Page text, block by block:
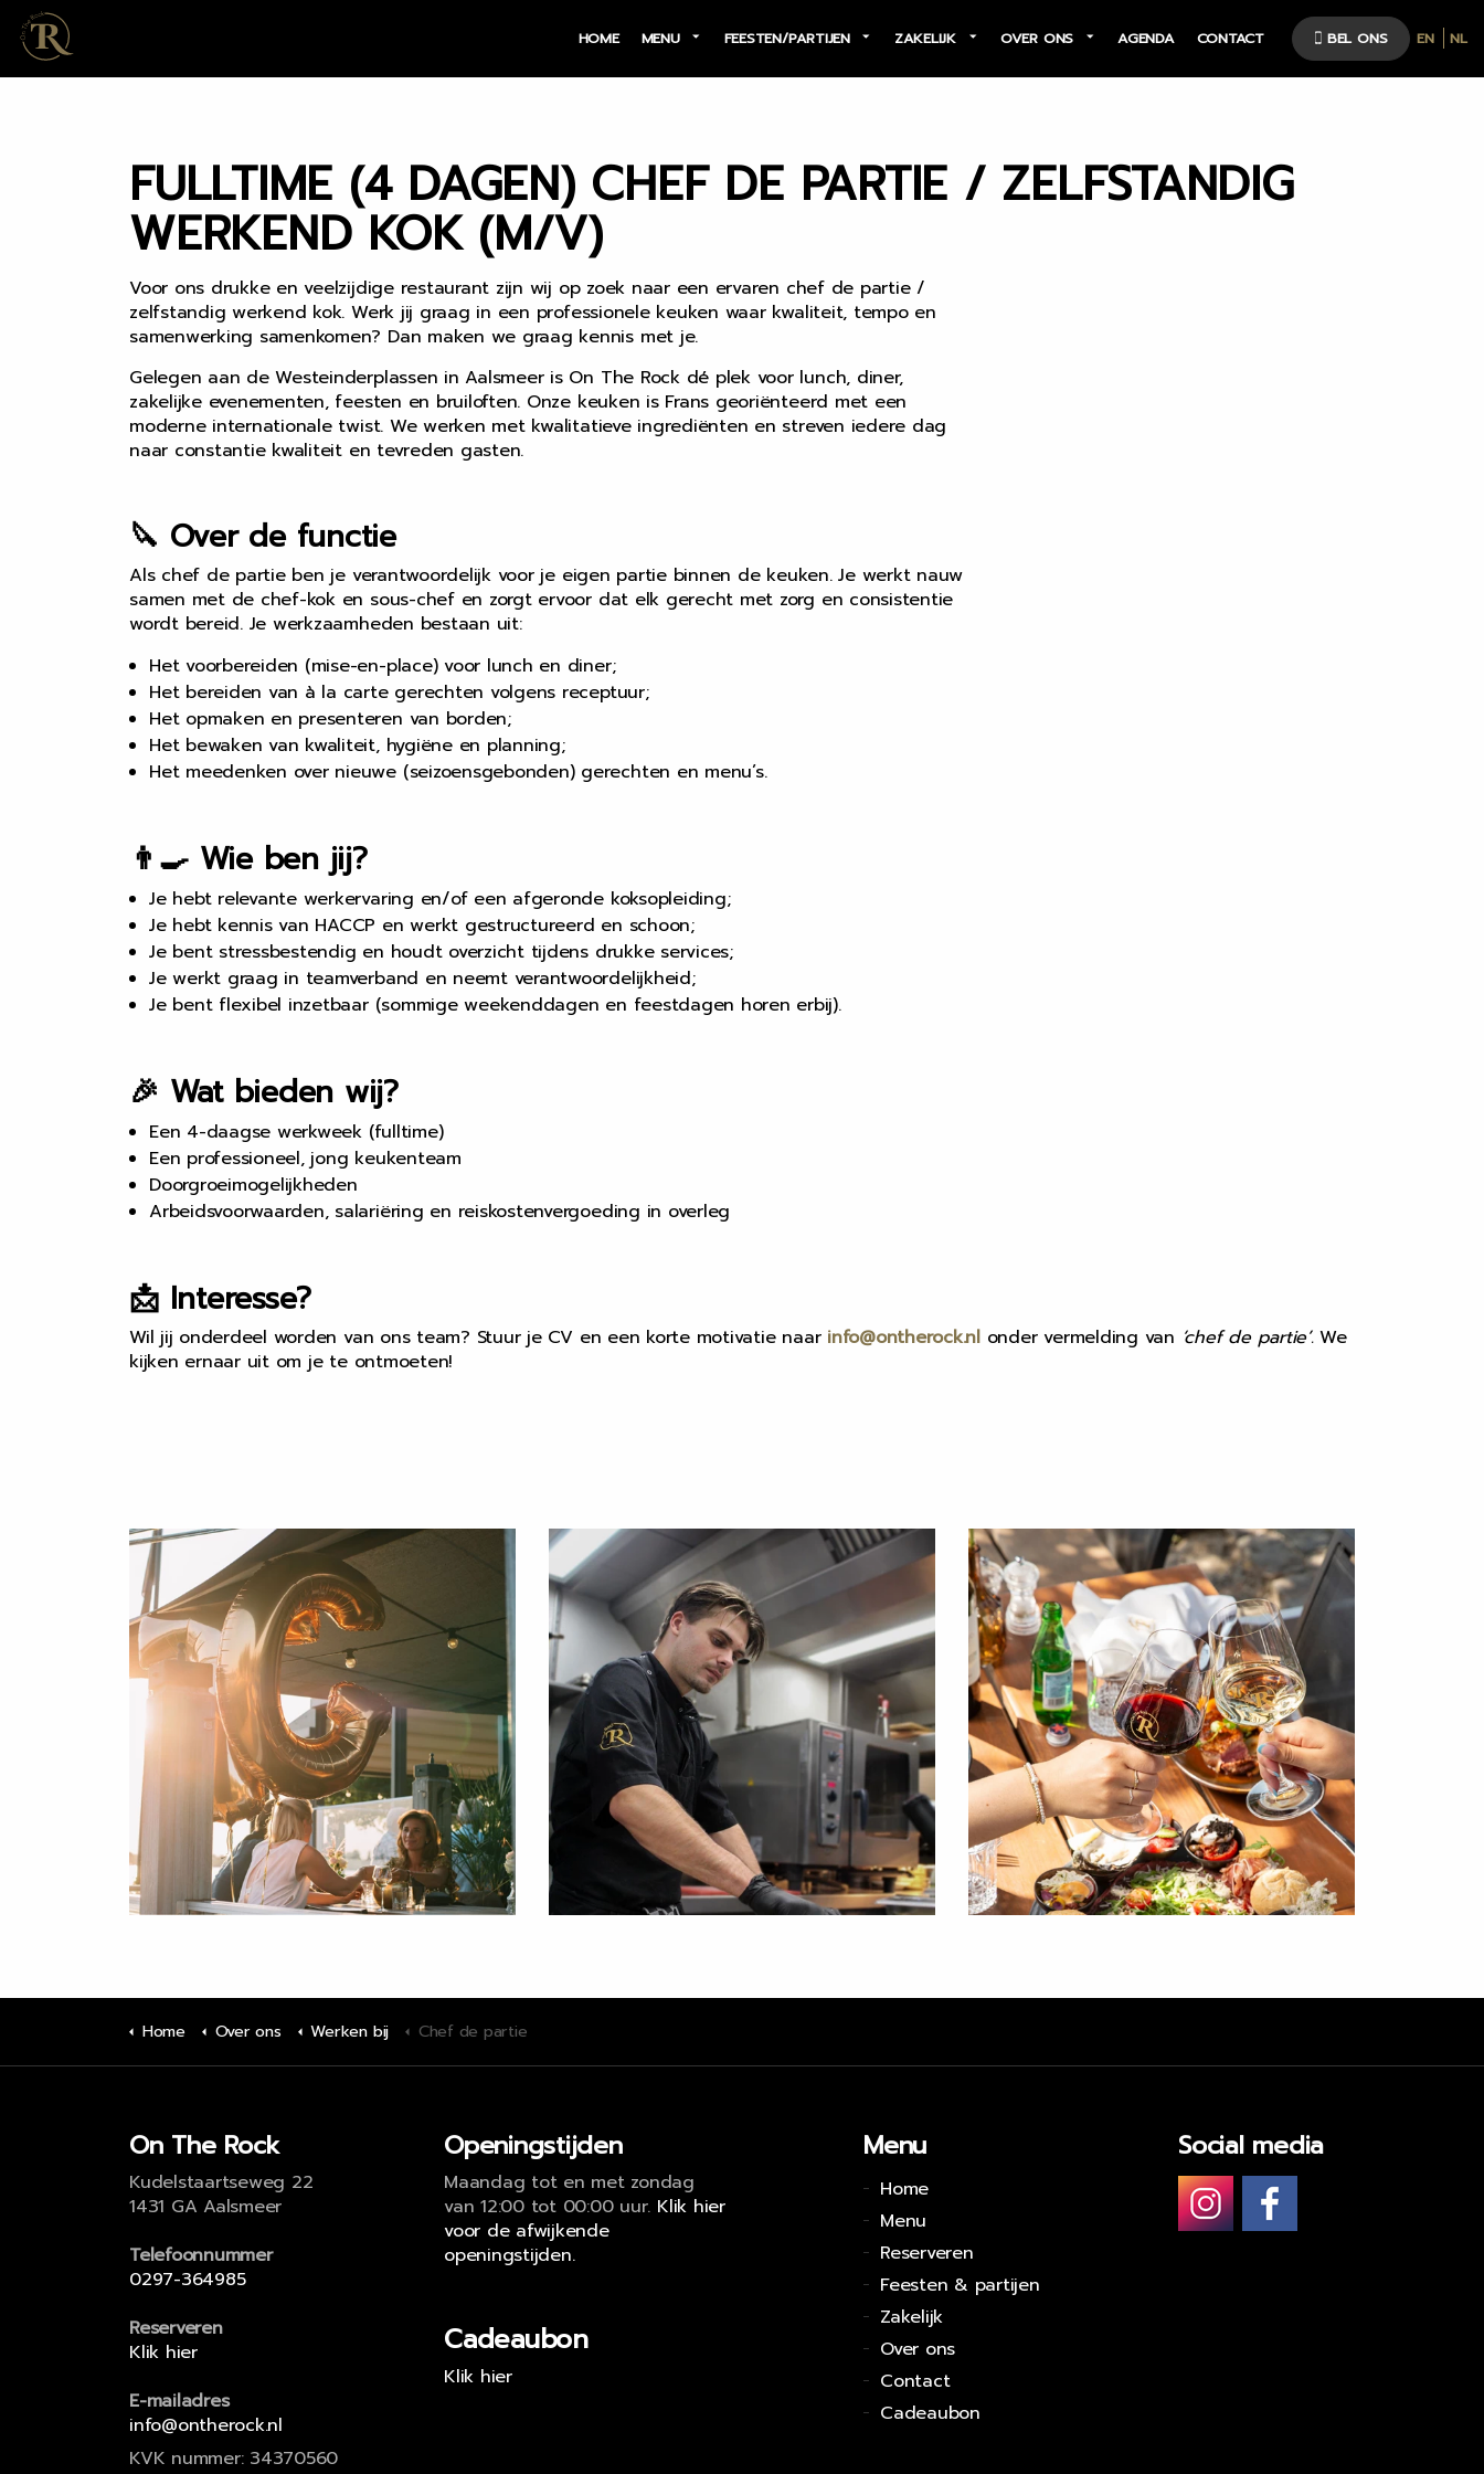
HOME MENU FEESTEN/PARTIJEN ZAKELIJK OVER ONS AGENDA CONTACT BEL ONS EN NL
FULLTIME (4 DAGEN) CHEF DE PARTIE / ZELFSTANDIG
WERKEND KOK (M/V)
Voor ons drukke en veelzijdige restaurant zijn wij op zoek naar een ervaren chef de partie /
zelfstandig werkend kok. Werk jij graag in een professionele keuken waar kwaliteit, tempo en
samenwerking samenkomen? Dan maken we graag kennis met je.
Gelegen aan de Westeinderplassen in Aalsmeer is On The Rock dé plek voor lunch, diner,
zakelijke evenementen, feesten en bruiloften. Onze keuken is Frans georiënteerd met een
moderne internationale twist. We werken met kwalitatieve ingrediënten en streven iedere dag
naar constantie kwaliteit en tevreden gasten.
🔪 Over de functie
Als chef de partie ben je verantwoordelijk voor je eigen partie binnen de keuken. Je werkt nauw
samen met de chef-kok en sous-chef en zorgt ervoor dat elk gerecht met zorg en consistentie
wordt bereid. Je werkzaamheden bestaan uit:
Het voorbereiden (mise-en-place) voor lunch en diner;
Het bereiden van à la carte gerechten volgens receptuur;
Het opmaken en presenteren van borden;
Het bewaken van kwaliteit, hygiëne en planning;
Het meedenken over nieuwe (seizoensgebonden) gerechten en menu’s.
👨‍🍳 Wie ben jij?
Je hebt relevante werkervaring en/of een afgeronde koksopleiding;
Je hebt kennis van HACCP en werkt gestructureerd en schoon;
Je bent stressbestendig en houdt overzicht tijdens drukke services;
Je werkt graag in teamverband en neemt verantwoordelijkheid;
Je bent flexibel inzetbaar (sommige weekenddagen en feestdagen horen erbij).
🎉 Wat bieden wij?
Een 4-daagse werkweek (fulltime)
Een professioneel, jong keukenteam
Doorgroeimogelijkheden
Arbeidsvoorwaarden, salariëring en reiskostenvergoeding in overleg
📩 Interesse?
Wil jij onderdeel worden van ons team? Stuur je CV en een korte motivatie naar info@ontherock.nlonder vermelding van ‘chef de partie’.We
kijken ernaar uit om je te ontmoeten!
Home Over ons Werken bij Chef de partie
On The Rock
Kudelstaartseweg 22
1431 GA Aalsmeer
Telefoonnummer
0297-364985
Reserveren
Klik hier
E-mailadres
info@ontherock.nl
KVK nummer: 34370560
Openingstijden
Maandag tot en met zondag
van 12:00 tot 00:00 uur. Klik hier
voor de afwijkende
openingstijden.
Cadeaubon
Klik hier
Menu
Home
Menu
Reserveren
Feesten & partijen
Zakelijk
Over ons
Contact
Cadeaubon
Social media